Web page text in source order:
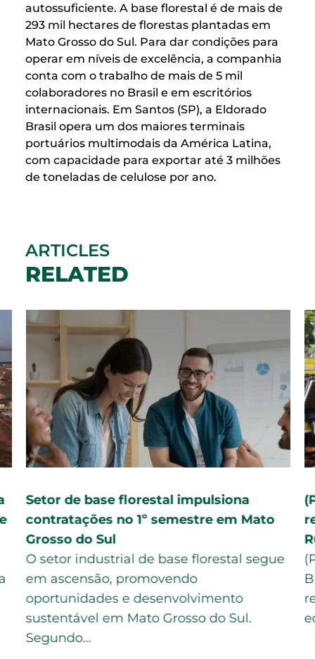
autossuficiente. A base florestal é de mais de
293 mil hectares de florestas plantadas em
Mato Grosso do Sul. Para dar condições para
operar em níveis de excelência, a companhia
conta com o trabalho de mais de 5 mil
colaboradores no Brasil e em escritórios
internacionais. Em Santos (SP), a Eldorado
Brasil opera um dos maiores terminais
portuários multimodais da América Latina,
com capacidade para exportar até 3 milhões
de toneladas de celulose por ano.
ARTICLES
RELATED
Setor de base florestal impulsiona
contratações no 1º semestre em Mato
Grosso do Sul
O setor industrial de base florestal segue
em ascensão, promovendo
oportunidades e desenvolvimento
sustentável em Mato Grosso do Sul.
Segundo…